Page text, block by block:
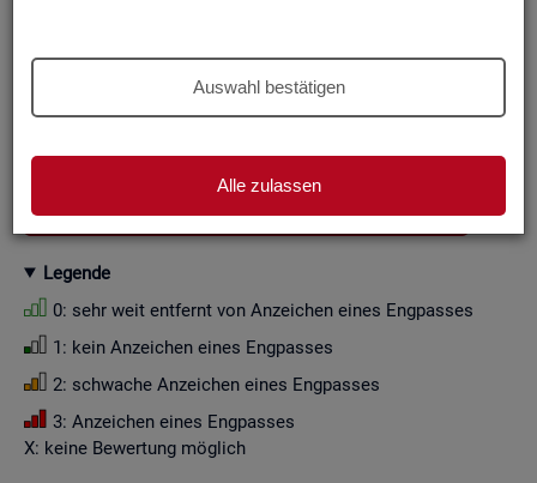
Auswahl bestätigen
Alle zulassen
Zah­len­wer­te i. d. R. auf Viel­fa­che von Zehn ge­run­det (siehe
die Fil­ter­mög­lich­kei­ten und die an­ge­zeig­ten Daten.
GESAMTDOWNLOAD ENGPASSANALYSE ALS CSV
Le­gen­de
0: sehr weit ent­fernt von An­zei­chen eines Eng­pas­ses
1: kein An­zei­chen eines Eng­pas­ses
2: schwa­che An­zei­chen eines Eng­pas­ses
3: An­zei­chen eines Eng­pas­ses
X: keine Be­wer­tung mög­lich